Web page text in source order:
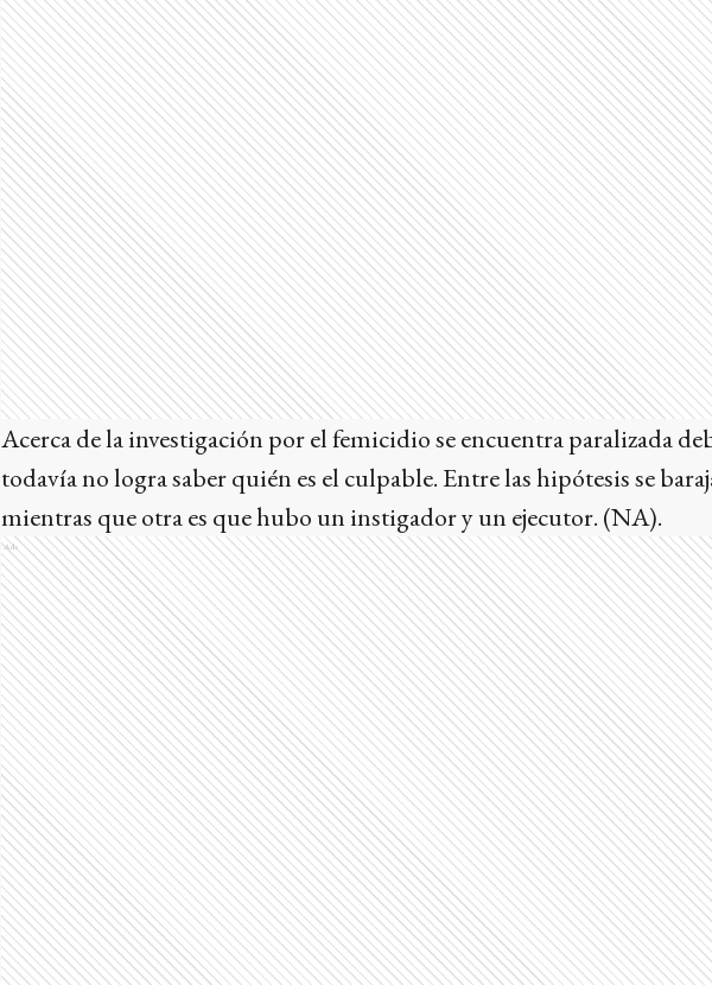
Acerca de la investigación por el femicidio se encuentra paralizada
todavía no logra saber quién es el culpable. Entre las hipótesis se
mientras que otra es que hubo un instigador y un ejecutor. (NA).
Ads